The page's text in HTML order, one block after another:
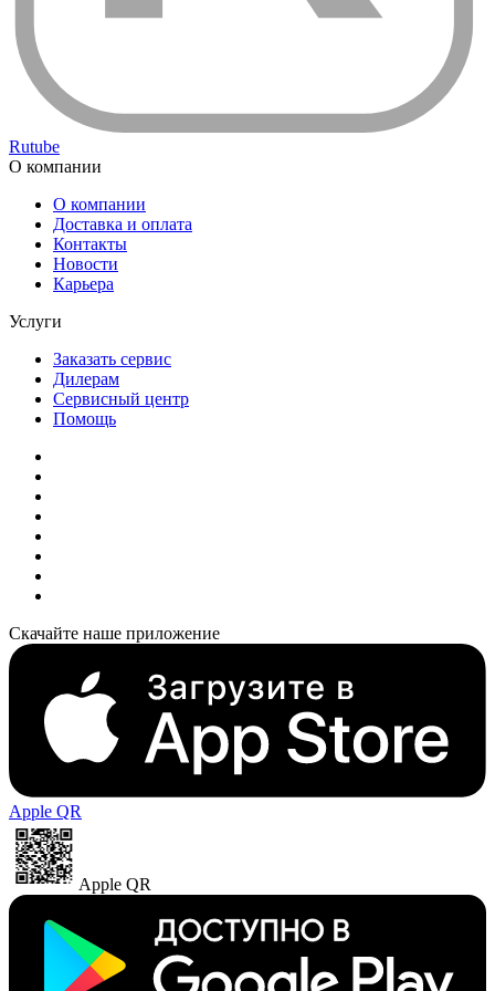
Rutube
О компании
О компании
Доставка и оплата
Контакты
Новости
Карьера
Услуги
Заказать сервис
Дилерам
Сервисный центр
Помощь
Скачайте наше приложение
Apple QR
Apple QR